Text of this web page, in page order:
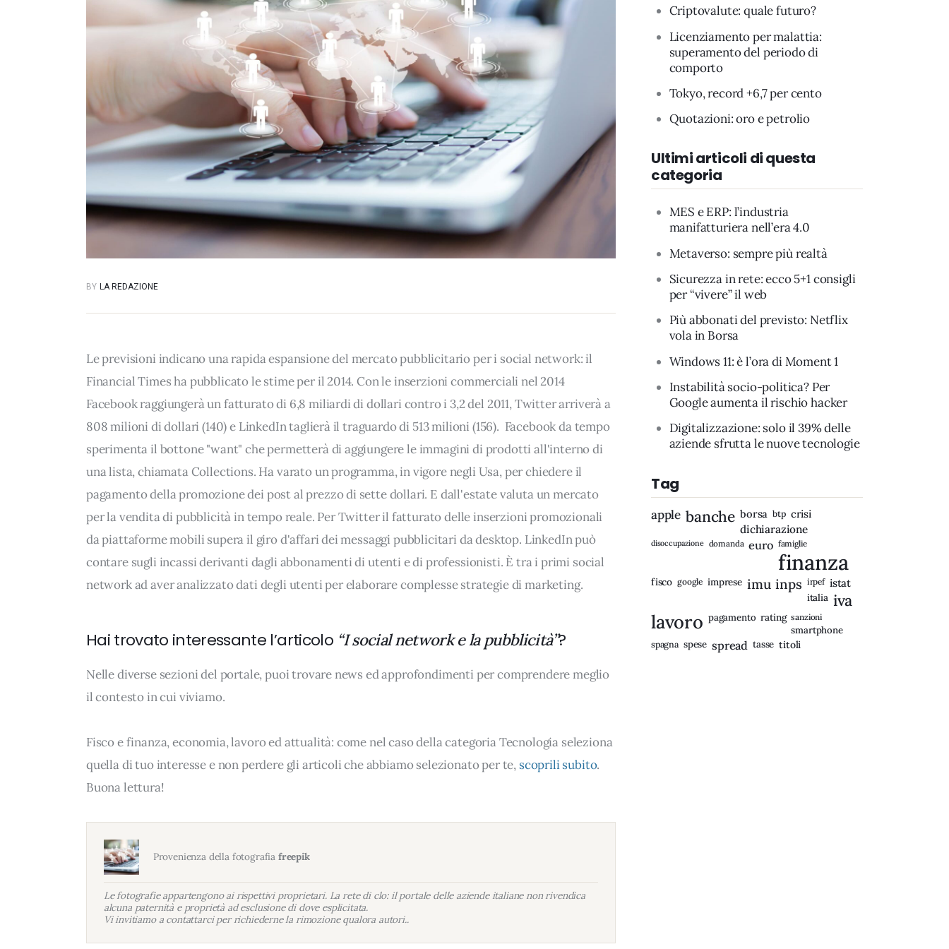
BY LA REDAZIONE
Le previsioni indicano una rapida espansione del mercato pubblicitario per i social network: il
Financial Times ha pubblicato le stime per il 2014. Con le inserzioni commerciali nel 2014
Facebook raggiungerà un fatturato di 6,8 miliardi di dollari contro i 3,2 del 2011, Twitter arriverà a
808 milioni di dollari (140) e LinkedIn taglierà il traguardo di 513 milioni (156). Facebook da tempo
sperimenta il bottone "want" che permetterà di aggiungere le immagini di prodotti all'interno di
una lista, chiamata Collections. Ha varato un programma, in vigore negli Usa, per chiedere il
pagamento della promozione dei post al prezzo di sette dollari. E dall'estate valuta un mercato
per la vendita di pubblicità in tempo reale. Per Twitter il fatturato delle inserzioni promozionali
da piattaforme mobili supera il giro d'affari dei messaggi pubblicitari da desktop. LinkedIn può
contare sugli incassi derivanti dagli abbonamenti di utenti e di professionisti. È tra i primi social
network ad aver analizzato dati degli utenti per elaborare complesse strategie di marketing.
Hai trovato interessante l’articolo “I social network e la pubblicità”?
Nelle diverse sezioni del portale, puoi trovare news ed approfondimenti per comprendere meglio
il contesto in cui viviamo.
Fisco e finanza, economia, lavoro ed attualità: come nel caso della categoria Tecnologia seleziona
quella di tuo interesse e non perdere gli articoli che abbiamo selezionato per te, scoprili subito.
Buona lettura!
Provenienza della fotografia freepik
Le fotografie appartengono ai rispettivi proprietari. La rete di clo: il portale delle aziende italiane non rivendica
alcuna paternità e proprietà ad esclusione di dove esplicitata.
Vi invitiamo a contattarci per richiederne la rimozione qualora autori..
Criptovalute: quale futuro?
Licenziamento per malattia:
superamento del periodo di
comporto
Tokyo, record +6,7 per cento
Quotazioni: oro e petrolio
Ultimi articoli di questa
categoria
MES e ERP: l’industria
manifatturiera nell’era 4.0
Metaverso: sempre più realtà
Sicurezza in rete: ecco 5+1 consigli
per “vivere” il web
Più abbonati del previsto: Netflix
vola in Borsa
Windows 11: è l’ora di Moment 1
Instabilità socio-politica? Per
Google aumenta il rischio hacker
Digitalizzazione: solo il 39% delle
aziende sfrutta le nuove tecnologie
Tag
apple banche borsa btp crisi
dichiarazione
disoccupazione domanda euro famiglie
finanza
fisco google imprese imu inps irpef istat
italia iva
lavoro pagamento rating sanzioni
smartphone
spagna spese spread tasse titoli